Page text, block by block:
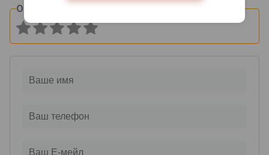
Оцените и напишите отзыв: